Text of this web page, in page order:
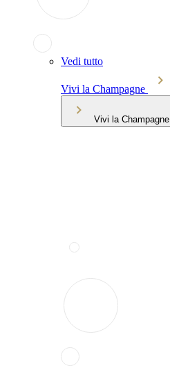
Vedi tutto
Vivi la Champagne
Vivi la Champagne